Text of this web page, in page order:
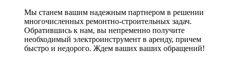
Мы станем вашим надежным партнером в решении
многочисленных ремонтно-строительных задач.
Обратившись к нам, вы непременно получите
необходимый электроинструмент в аренду, причем
быстро и недорого. Ждем ваших ваших обращений!